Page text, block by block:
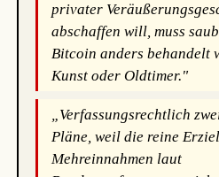
privater
abschaffen will, muss
Bitcoin anders behandelt
Kunst oder Oldtimer."
„Verfassungsrechtlich
Pläne, weil die reine
Mehreinnahmen laut